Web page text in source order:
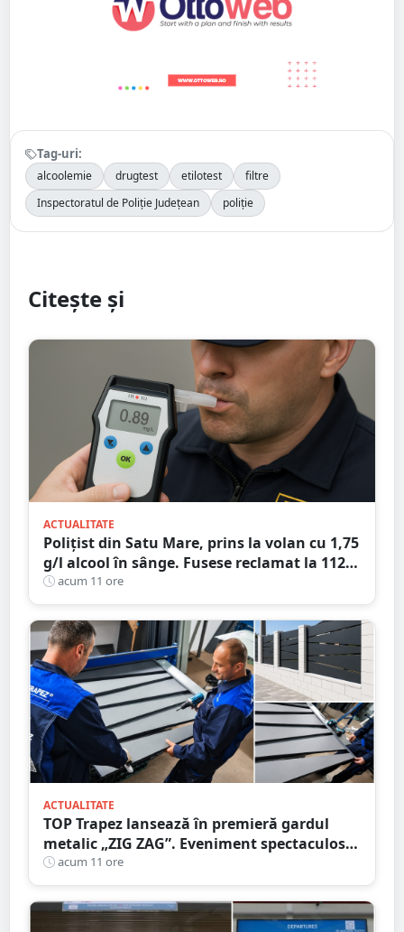
Tag-uri:
alcoolemie drugtest etilotest
filtre
Inspectoratul de Poliție Județean
poliție
Citește și
ACTUALITATE
Polițist din Satu Mare, prins la volan cu 1,75
g/l alcool în sânge. Fusese reclamat la 112
că circula pe contrasens
acum 11 ore
ACTUALITATE
TOP Trapez lansează în premieră gardul
metalic „ZIG ZAG”. Eveniment spectaculos
în Grădina Romei
acum 11 ore